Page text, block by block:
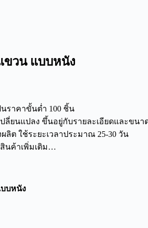
ขวน แบบหนัง
นราคาขั้นต่ำ 100 ชิ้น
ลี่ยนแปลง ขึ้นอยู่กับรายละเอียดและขนา
ลิต ใช้ระยะเวลาประมาณ 25-30 วัน
นค้าเพิ่มเติม…
บหนัง